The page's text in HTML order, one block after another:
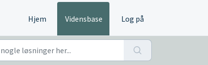
Hjem
Vidensbase Log på